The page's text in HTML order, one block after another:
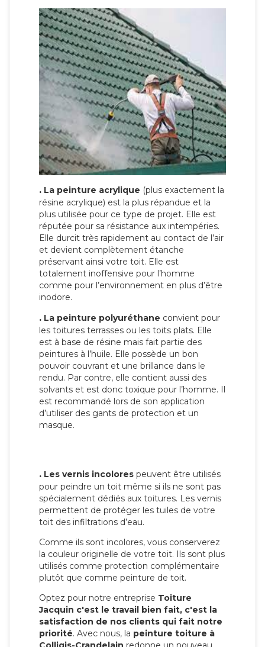
. La peinture acrylique (plus exactement la
résine acrylique) est la plus répandue et la
plus utilisée pour ce type de projet. Elle est
réputée pour sa résistance aux intempéries.
Elle durcit très rapidement au contact de l’air
et devient complètement étanche
préservant ainsi votre toit. Elle est
totalement inoffensive pour l’homme
comme pour l’environnement en plus d’être
inodore.
. La peinture polyuréthane convient pour
les toitures terrasses ou les toits plats. Elle
est à base de résine mais fait partie des
peintures à l’huile. Elle possède un bon
pouvoir couvrant et une brillance dans le
rendu. Par contre, elle contient aussi des
solvants et est donc toxique pour l’homme. Il
est recommandé lors de son application
d’utiliser des gants de protection et un
masque.
. Les vernis incolores peuvent être utilisés
pour peindre un toit même si ils ne sont pas
spécialement dédiés aux toitures. Les vernis
permettent de protéger les tuiles de votre
toit des infiltrations d’eau.
Comme ils sont incolores, vous conserverez
la couleur originelle de votre toit. Ils sont plus
utilisés comme protection complémentaire
plutôt que comme peinture de toit.
Optez pour notre entreprise Toiture
Jacquin c'est le travail bien fait, c'est la
satisfaction de nos clients qui fait notre
priorité. Avec nous, la peinture toiture à